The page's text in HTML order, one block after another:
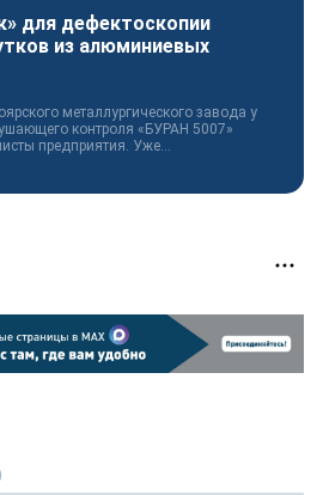
для дефектоскопии
из алюминиевых
металлургического завода у
контроля «БУРАН 5007»
предприятия. Уже...